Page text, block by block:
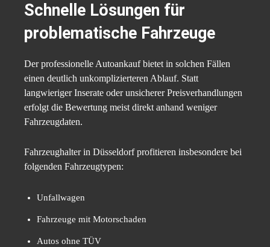
Schnelle Lösungen für
problematische Fahrzeuge
Der professionelle Autoankauf bietet in solchen Fällen
einen deutlich unkomplizierteren Ablauf. Statt
langwieriger Inserate oder unsicherer Preisverhandlungen
erfolgt die Bewertung meist direkt anhand weniger
Fahrzeugdaten.
Fahrzeughalter in Düsseldorf profitieren insbesondere bei
folgenden Fahrzeugtypen:
Unfallwagen
Fahrzeuge mit Motorschaden
Autos ohne TÜV